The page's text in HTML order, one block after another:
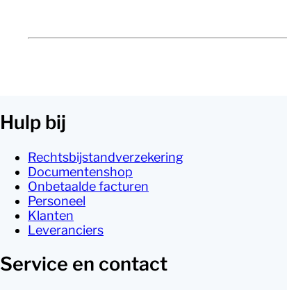
Hulp bij
Rechtsbijstandverzekering
Documentenshop
Onbetaalde facturen
Personeel
Klanten
Leveranciers
Service en contact